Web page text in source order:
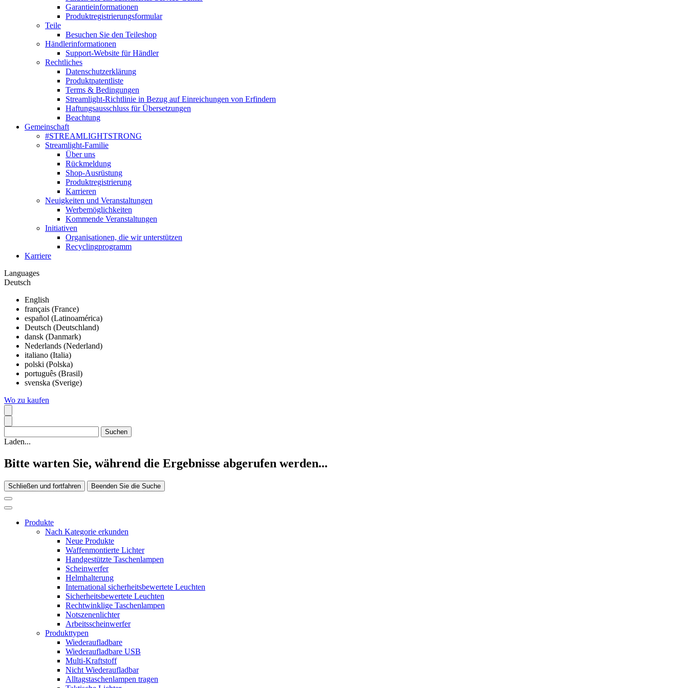
Garantieinformationen
Produktregistrierungsformular
Teile
Besuchen Sie den Teileshop
Händlerinformationen
Support-Website für Händler
Rechtliches
Datenschutzerklärung
Produktpatentliste
Terms & Bedingungen
Streamlight-Richtlinie in Bezug auf Einreichungen von Erfindern
Haftungsausschluss für Übersetzungen
Beachtung
Gemeinschaft
#STREAMLIGHTSTRONG
Streamlight-Familie
Über uns
Rückmeldung
Shop-Ausrüstung
Produktregistrierung
Karrieren
Neuigkeiten und Veranstaltungen
Werbemöglichkeiten
Kommende Veranstaltungen
Initiativen
Organisationen, die wir unterstützen
Recyclingprogramm
Karriere
Languages
Deutsch
English
français (France)
español (Latinoamérica)
Deutsch (Deutschland)
dansk (Danmark)
Nederlands (Nederland)
italiano (Italia)
polski (Polska)
português (Brasil)
svenska (Sverige)
Wo zu kaufen
Laden...
Bitte warten Sie, während die Ergebnisse abgerufen werden...
Schließen und fortfahren Beenden Sie die Suche
Produkte
Nach Kategorie erkunden
Neue Produkte
Waffenmontierte Lichter
Handgestützte Taschenlampen
Scheinwerfer
Helmhalterung
International sicherheitsbewertete Leuchten
Sicherheitsbewertete Leuchten
Rechtwinklige Taschenlampen
Notszenenlichter
Arbeitsscheinwerfer
Produkttypen
Wiederaufladbare
Wiederaufladbare USB
Multi-Kraftstoff
Nicht Wiederaufladbar
Alltagstaschenlampen tragen